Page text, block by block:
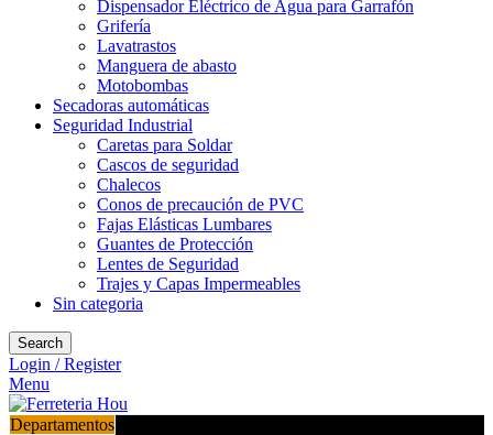
Dispensador Eléctrico de Agua para Garrafón
Grifería
Lavatrastos
Manguera de abasto
Motobombas
Secadoras automáticas
Seguridad Industrial
Caretas para Soldar
Cascos de seguridad
Chalecos
Conos de precaución de PVC
Fajas Elásticas Lumbares
Guantes de Protección
Lentes de Seguridad
Trajes y Capas Impermeables
Sin categoria
Search
Login / Register
Menu
Departamentos